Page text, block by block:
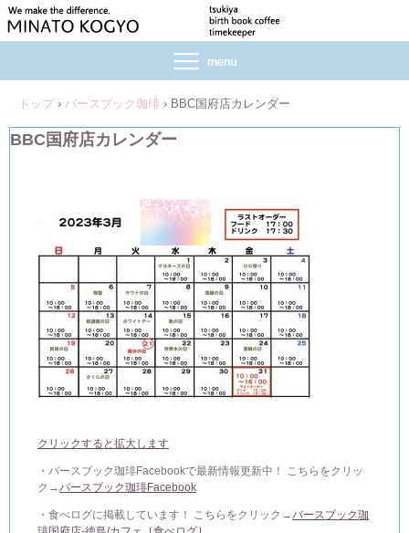
トップ › バースブック珈琲 › BBC国府店カレンダー
BBC国府店カレンダー
クリックすると拡大します
・バースブック珈琲Facebookで最新情報更新中！ こちらをクリッ
ク→バースブック珈琲Facebook
・食べログに掲載しています！ こちらをクリック→バースブック珈